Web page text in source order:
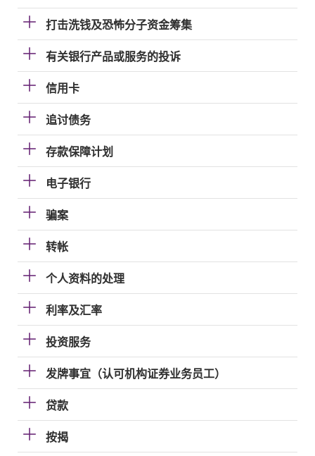
打击洗钱及恐怖分子资金筹集
有关银行产品或服务的投诉
信用卡
追讨债务
存款保障计划
电子银行
骗案
转帐
个人资料的处理
利率及汇率
投资服务
发牌事宜（认可机构证券业务员工）
贷款
按揭